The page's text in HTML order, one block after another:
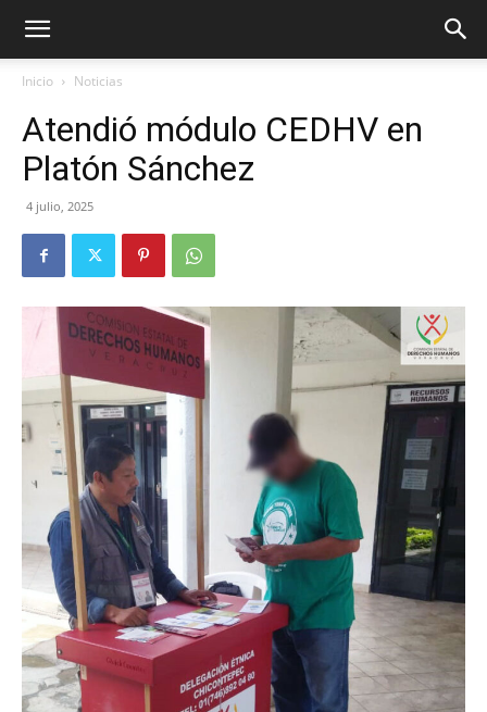
Inicio Noticias
Atendió módulo CEDHV en
Platón Sánchez
4 julio, 2025